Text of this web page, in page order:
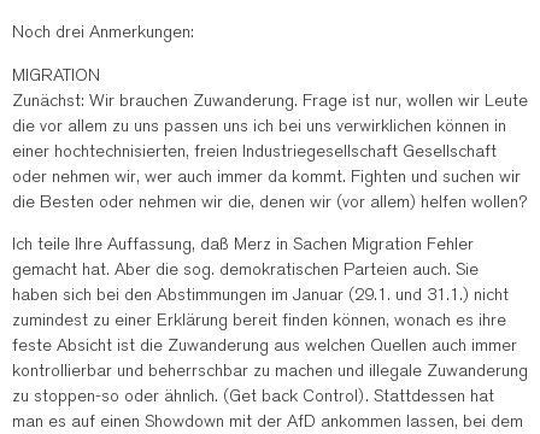
Noch drei Anmerkungen:
MIGRATION
Zunächst: Wir brauchen Zuwanderung. Frage ist nur, wollen wir Leute
die vor allem zu uns passen uns ich bei uns verwirklichen können in
einer hochtechnisierten, freien Industriegesellschaft Gesellschaft
oder nehmen wir, wer auch immer da kommt. Fighten und suchen wir
die Besten oder nehmen wir die, denen wir (vor allem) helfen wollen?
Ich teile Ihre Auffassung, daß Merz in Sachen Migration Fehler
gemacht hat. Aber die sog. demokratischen Parteien auch. Sie
haben sich bei den Abstimmungen im Januar (29.1. und 31.1.) nicht
zumindest zu einer Erklärung bereit finden können, wonach es ihre
feste Absicht ist die Zuwanderung aus welchen Quellen auch immer
kontrollierbar und beherrschbar zu machen und illegale Zuwanderung
zu stoppen-so oder ähnlich. (Get back Control). Stattdessen hat
man es auf einen Showdown mit der AfD ankommen lassen, bei dem